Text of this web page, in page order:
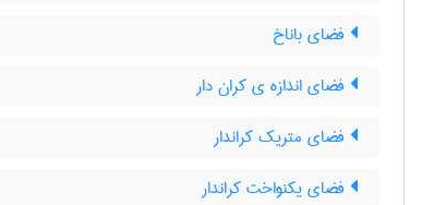
فضای باناخ
فضای اندازه ی کران دار
فضای متریک کراندار
فضای یکنواخت کراندار